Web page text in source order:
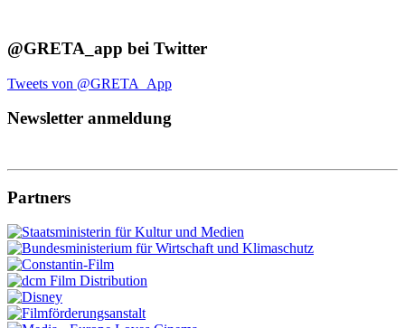
@GRETA_app bei Twitter
Tweets von @GRETA_App
Newsletter anmeldung
Partners